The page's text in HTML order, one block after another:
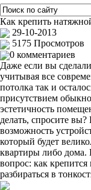
Как крепить
29-10-2013
5175 Просмотров
0 комментариев
Даже если вы
учитывая все
потолка так и
присутствием
эстетичность
делать, спросите
возможность
который будет
квартиры либо дома.
вопрос: как
разбираться в